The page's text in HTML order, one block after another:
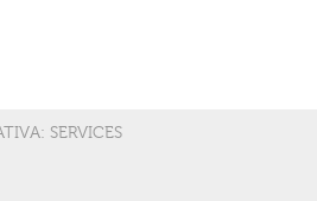
SERVICES